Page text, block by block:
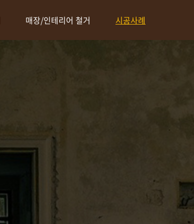
매장/인테리어 철거 시공사례